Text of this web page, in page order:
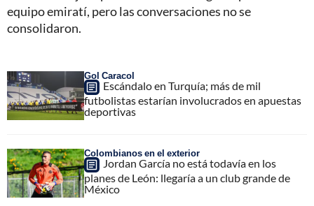
equipo emiratí, pero las conversaciones no se
consolidaron.
Gol Caracol
Escándalo en Turquía; más de mil
futbolistas estarían involucrados en apuestas
deportivas
Colombianos en el exterior
Jordan García no está todavía en los
planes de León: llegaría a un club grande de
México